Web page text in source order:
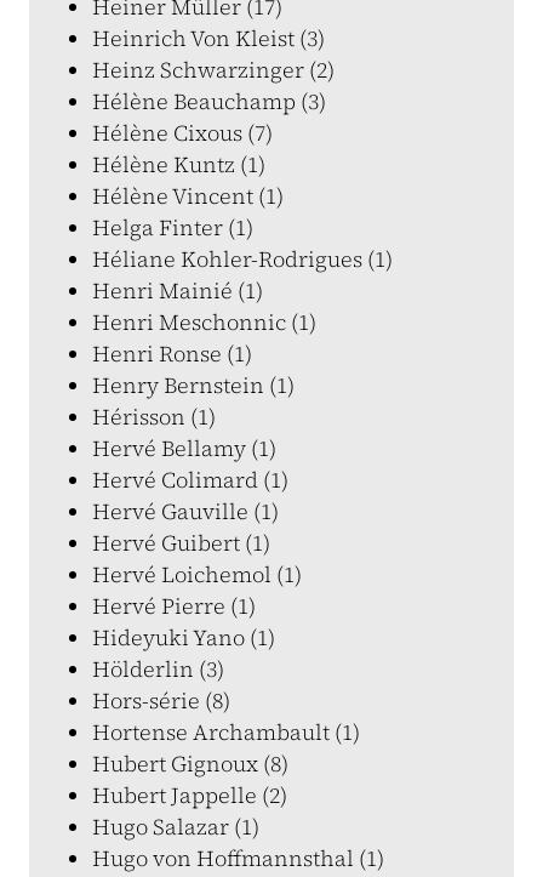
Heiner Müller (17)
Heinrich Von Kleist (3)
Heinz Schwarzinger (2)
Hélène Beauchamp (3)
Hélène Cixous (7)
Hélène Kuntz (1)
Hélène Vincent (1)
Helga Finter (1)
Héliane Kohler-Rodrigues (1)
Henri Mainié (1)
Henri Meschonnic (1)
Henri Ronse (1)
Henry Bernstein (1)
Hérisson (1)
Hervé Bellamy (1)
Hervé Colimard (1)
Hervé Gauville (1)
Hervé Guibert (1)
Hervé Loichemol (1)
Hervé Pierre (1)
Hideyuki Yano (1)
Hölderlin (3)
Hors-série (8)
Hortense Archambault (1)
Hubert Gignoux (8)
Hubert Jappelle (2)
Hugo Salazar (1)
Hugo von Hoffmannsthal (1)